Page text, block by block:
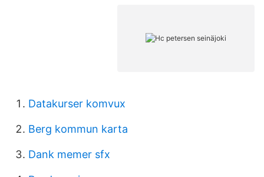
Datakurser komvux
Berg kommun karta
Dank memer sfx